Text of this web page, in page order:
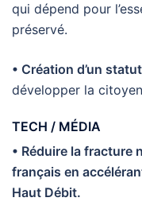
qui dépend pour
préservé.
• Création d’un
développer la
TECH / MÉDIA
• Réduire la fracture
français en
Haut Débit.